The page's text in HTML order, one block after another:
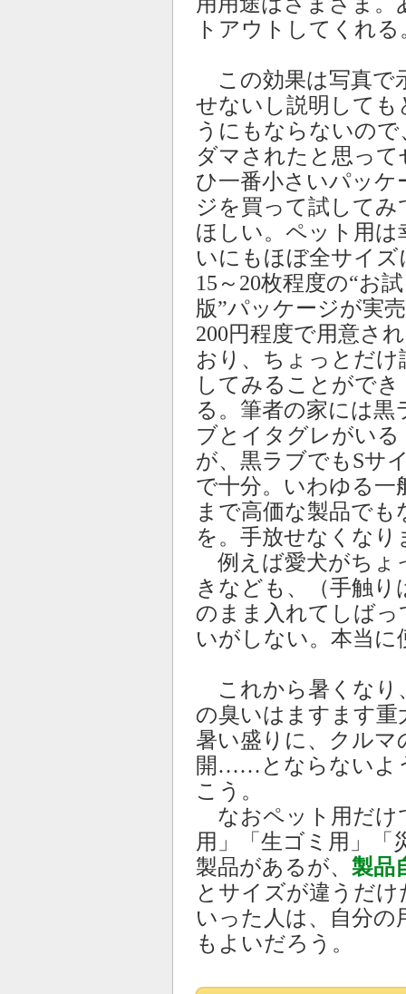
トアウトしてくれる
この効果は写真で
せないし説明しても
うにもならないので
ダマされたと思って
ひ一番小さいパッケ
ジを買って試してみ
ほしい。ペット用は
いにもほぼ全サイズ
15～20枚程度の“お
版”パッケージが実売
200円程度で用意さ
おり、ちょっとだけ
してみることができ
る。筆者の家には黒
ブとイタグレがいる
が、黒ラブでもSサ
で十分。いわゆる
まで高価な製品で
を。手放せなくなり
例えば愛犬がちょ
きなども、（手触り
のまま入れてしば
いがしない。本当に
これから暑くなり
の臭いはますます
暑い盛りに、クル
開……とならないよ
こう。
なおペット用だけ
用」「生ゴミ用」「
製品があるが、 製品
とサイズが違うだ
いった人は、自分
もよいだろう。